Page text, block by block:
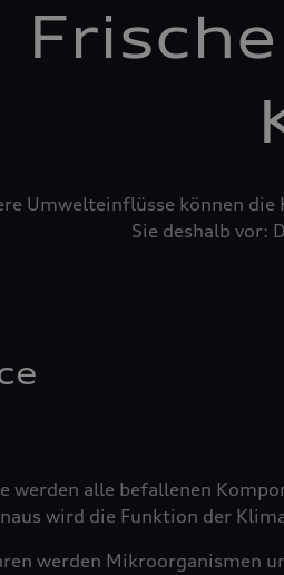
Umwelteinflüsse können
Sie deshalb vor:
werden alle befallenen
wird die Funktion der
werden Mikroorganismen